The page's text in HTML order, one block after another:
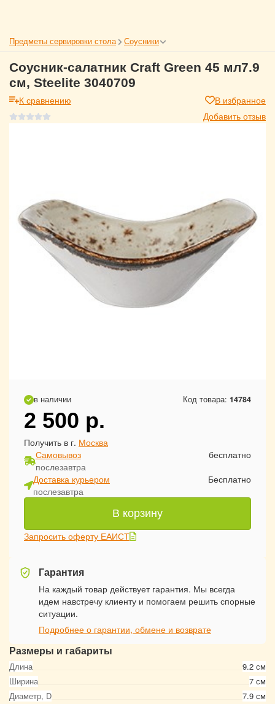
Предметы сервировки стола Соусники
Соусник-салатник Craft Green 45 мл7.9
см, Steelite 3040709
К сравнению
В избранное
Добавить отзыв
Размеры и габариты
Длина
9.2 см
Ширина
7 см
Диаметр, D
7.9 см
в наличии Код товара: 14784
2 500 р.
Получить в г. Москва
Самовывоз
послезавтра
бесплатно
Доставка курьером
послезавтра
Бесплатно
В корзину
Запросить оферту ЕАИСТ
Гарантия
На каждый товар действует гарантия. Мы всегда
идем навстречу клиенту и помогаем решить спорные
ситуации.
Подробнее о гарантии, обмене и возврате